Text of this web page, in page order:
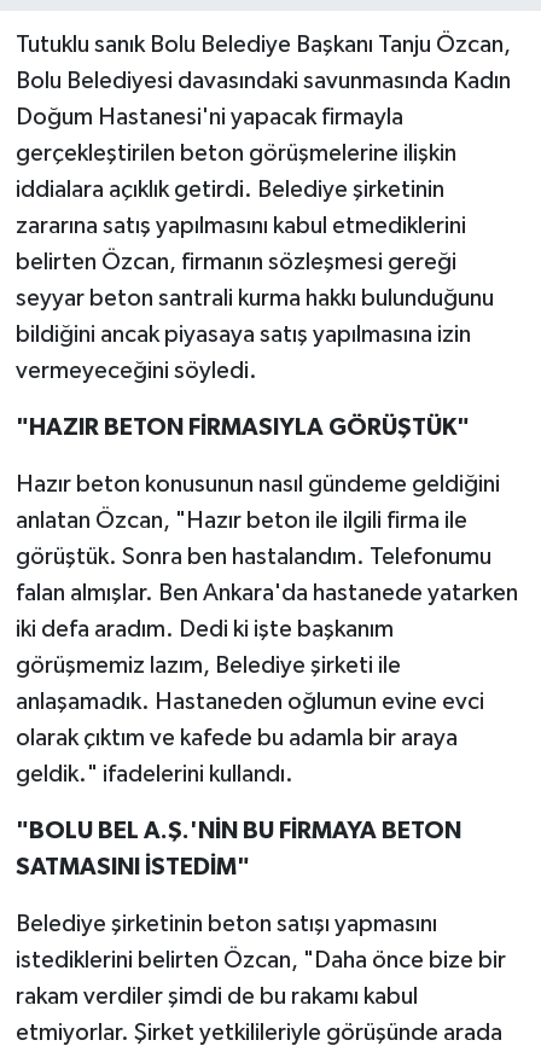
Tutuklu sanık Bolu Belediye Başkanı Tanju Özcan,
Bolu Belediyesi davasındaki savunmasında Kadın
Doğum Hastanesi'ni yapacak firmayla
gerçekleştirilen beton görüşmelerine ilişkin
iddialara açıklık getirdi. Belediye şirketinin
zararına satış yapılmasını kabul etmediklerini
belirten Özcan, firmanın sözleşmesi gereği
seyyar beton santrali kurma hakkı bulunduğunu
bildiğini ancak piyasaya satış yapılmasına izin
vermeyeceğini söyledi.
"HAZIR BETON FİRMASIYLA GÖRÜŞTÜK"
Hazır beton konusunun nasıl gündeme geldiğini
anlatan Özcan, "Hazır beton ile ilgili firma ile
görüştük. Sonra ben hastalandım. Telefonumu
falan almışlar. Ben Ankara'da hastanede yatarken
iki defa aradım. Dedi ki işte başkanım
görüşmemiz lazım, Belediye şirketi ile
anlaşamadık. Hastaneden oğlumun evine evci
olarak çıktım ve kafede bu adamla bir araya
geldik." ifadelerini kullandı.
"BOLU BEL A.Ş.'NİN BU FİRMAYA BETON
SATMASINI İSTEDİM"
Belediye şirketinin beton satışı yapmasını
istediklerini belirten Özcan, "Daha önce bize bir
rakam verdiler şimdi de bu rakamı kabul
etmiyorlar. Şirket yetkilileriyle görüşünde arada